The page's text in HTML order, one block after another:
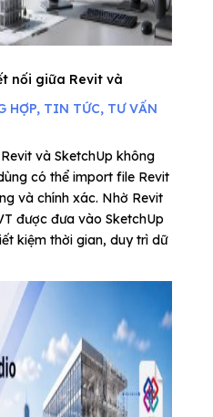
nối giữa Revit và
HỢP, TIN TỨC, TƯ VẤN
và SketchUp không
có thể import file Revit
và chính xác. Nhờ Revit
được đưa vào SketchUp
kiệm thời gian, duy trì dữ